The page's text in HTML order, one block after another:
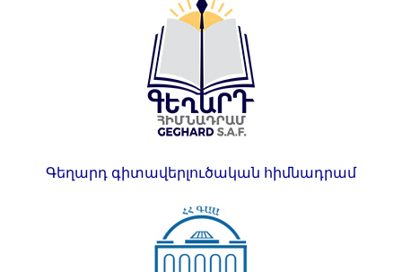
Գեղարդ գիտավերլուծական հիմնադրամ